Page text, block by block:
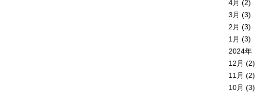
4月 (2)
3月 (3)
2月 (3)
1月 (3)
2024年
12月 (2)
11月 (2)
10月 (3)